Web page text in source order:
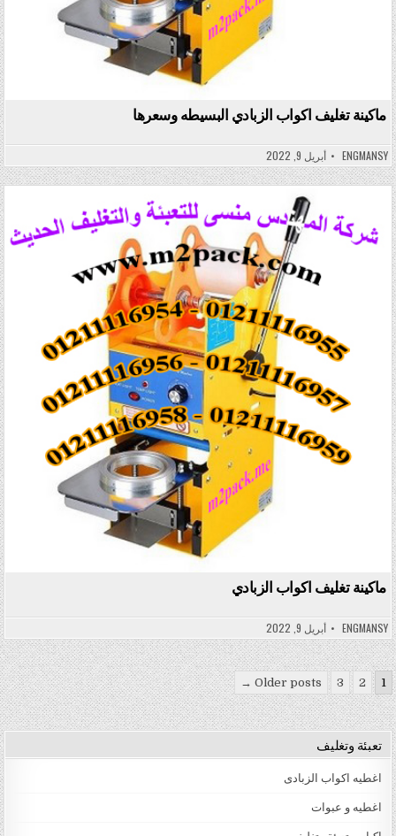
ماكينة تغليف اكواب الزبادي البسيطه وسعرها
ENGMANSY أبريل 9, 2022
Posted in
ماكينة تغليف اكواب الزبادي
ENGMANSY أبريل 9, 2022
تعدد صفحات المقالات
1
2
3
Older posts →
تعبئة وتغليف
اغطيه اكواب الزبادى
اغطيه و عبوات